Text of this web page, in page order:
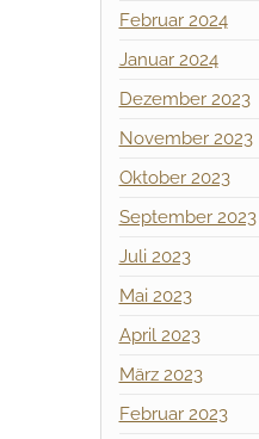
Februar 2024
Januar 2024
Dezember 2023
November 2023
Oktober 2023
September 2023
Juli 2023
Mai 2023
April 2023
März 2023
Februar 2023